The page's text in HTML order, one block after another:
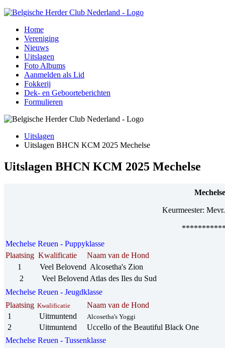
Home
Vereniging
Nieuws
Uitslagen
Foto Albums
Aanmelden als Lid
Fokkerij
Dek- en Geboorteberichten
Formulieren
Uitslagen
Uitslagen BHCN KCM 2025 Mechelse
Uitslagen BHCN KCM 2025 Mechelse
Keurmeester:
Mechelse Reuen - Puppyklasse
Plaatsing Kwalificatie Naam van de
1 Veel Belovend Alcosetha's Zion
2 Veel Belovend Atlas des Iles
Mechelse Reuen - Jeugdklasse
Plaatsing Kwalificatie
Naam van de Hond
1
Uitmuntend Alcosetha's Yoggi
2 Uitmuntend
Uccello of the Beautiful Black One
Mechelse Reuen - Tussenklasse